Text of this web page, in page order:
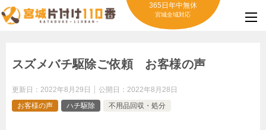
365日年中無休
宮城全域対応
スズメバチ駆除ご依頼 お客様の声
更新日： 2022年8月29日 公開日： 2022年8月28日
お客様の声
ハチ駆除 不用品回収・処分